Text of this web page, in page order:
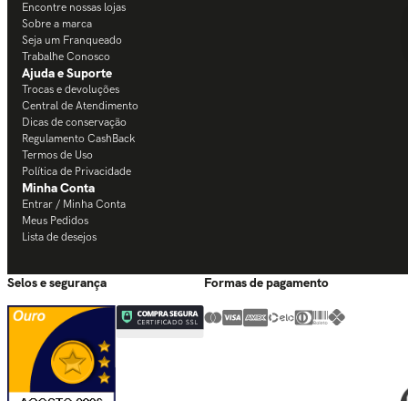
Encontre nossas lojas
Sobre a marca
Seja um Franqueado
Trabalhe Conosco
Ajuda e Suporte
Trocas e devoluções
Central de Atendimento
Dicas de conservação
Regulamento CashBack
Termos de Uso
Política de Privacidade
Minha Conta
Entrar / Minha Conta
Meus Pedidos
Lista de desejos
Selos e segurança Formas de pagamento